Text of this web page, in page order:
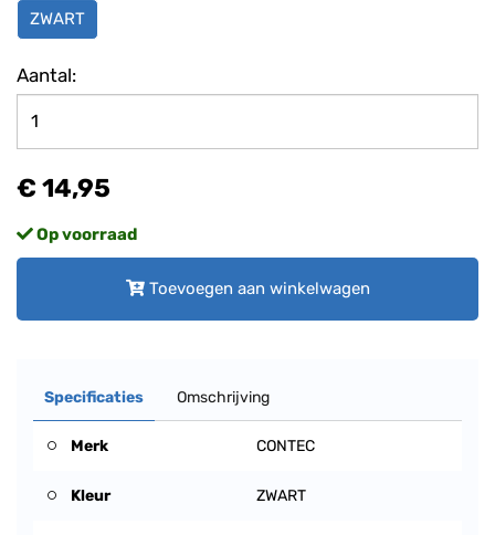
ZWART
Aantal:
€ 14,95
Op voorraad
Toevoegen aan winkelwagen
Specificaties Omschrijving
Merk CONTEC
Kleur ZWART